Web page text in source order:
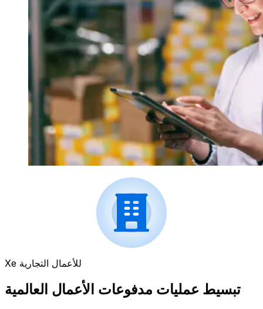
Xe للأعمال التجارية
تبسيط عمليات مدفوعات الأعمال العالمية